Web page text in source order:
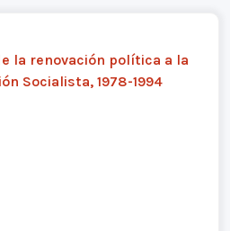
la renovación política a la
Socialista, 1978-1994